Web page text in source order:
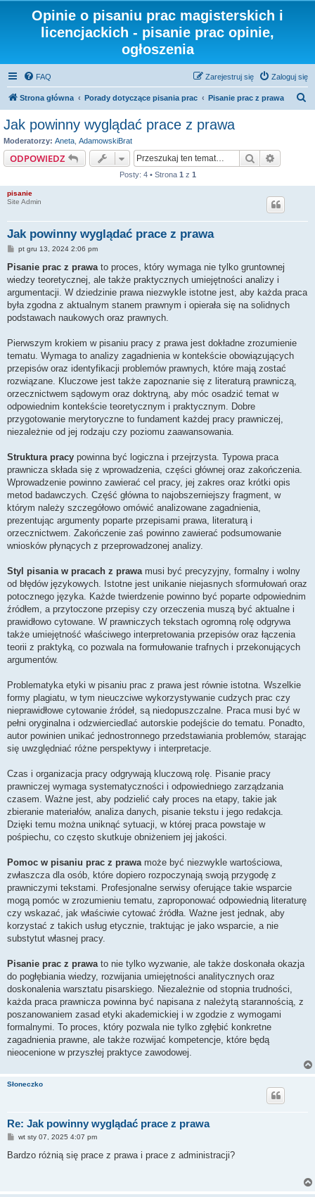
Opinie o pisaniu prac magisterskich i
licencjackich - pisanie prac opinie,
ogłoszenia
FAQ Zaloguj się
Zarejestruj się
Strona główna Porady dotyczące pisania prac Pisanie prac z prawa
Jak powinny wyglądać prace z prawa
Moderatorzy: Aneta AdamowskiBrat
ODPOWIEDZ Szukaj
Posty: 4 • Strona 1 z 1
pisanie
Site Admin
Jak powinny wyglądać prace z prawa
P
s
pt gru 13, 2024 2:06 pm
Pisanie prac z prawa to proces, który wymaga nie tylko gruntownej
wiedzy teoretycznej, ale także praktycznych umiejętności analizy i
argumentacji. W dziedzinie prawa niezwykle istotne jest, aby każda praca
była zgodna z aktualnym stanem prawnym i opierała się na solidnych
podstawach naukowych oraz prawnych.
Pierwszym krokiem w pisaniu pracy z prawa jest dokładne zrozumienie
tematu. Wymaga to analizy zagadnienia w kontekście obowiązujących
przepisów oraz identyfikacji problemów prawnych, które mają zostać
rozwiązane. Kluczowe jest także zapoznanie się z literaturą prawniczą,
orzecznictwem sądowym oraz doktryną, aby móc osadzić temat w
odpowiednim kontekście teoretycznym i praktycznym. Dobre
przygotowanie merytoryczne to fundament każdej pracy prawniczej,
niezależnie od jej rodzaju czy poziomu zaawansowania.
Struktura pracy powinna być logiczna i przejrzysta. Typowa praca
prawnicza składa się z wprowadzenia, części głównej oraz zakończenia.
Wprowadzenie powinno zawierać cel pracy, jej zakres oraz krótki opis
metod badawczych. Część główna to najobszerniejszy fragment, w
którym należy szczegółowo omówić analizowane zagadnienia,
prezentując argumenty poparte przepisami prawa, literaturą i
orzecznictwem. Zakończenie zaś powinno zawierać podsumowanie
wniosków płynących z przeprowadzonej analizy.
Styl pisania w pracach z prawa musi być precyzyjny, formalny i wolny
od błędów językowych. Istotne jest unikanie niejasnych sformułowań oraz
potocznego języka. Każde twierdzenie powinno być poparte odpowiednim
źródłem, a przytoczone przepisy czy orzeczenia muszą być aktualne i
prawidłowo cytowane. W prawniczych tekstach ogromną rolę odgrywa
także umiejętność właściwego interpretowania przepisów oraz łączenia
teorii z praktyką, co pozwala na formułowanie trafnych i przekonujących
argumentów.
Problematyka etyki w pisaniu prac z prawa jest równie istotna. Wszelkie
formy plagiatu, w tym nieuczciwe wykorzystywanie cudzych prac czy
nieprawidłowe cytowanie źródeł, są niedopuszczalne. Praca musi być w
pełni oryginalna i odzwierciedlać autorskie podejście do tematu. Ponadto,
autor powinien unikać jednostronnego przedstawiania problemów, starając
się uwzględniać różne perspektywy i interpretacje.
Czas i organizacja pracy odgrywają kluczową rolę. Pisanie pracy
prawniczej wymaga systematyczności i odpowiedniego zarządzania
czasem. Ważne jest, aby podzielić cały proces na etapy, takie jak
zbieranie materiałów, analiza danych, pisanie tekstu i jego redakcja.
Dzięki temu można uniknąć sytuacji, w której praca powstaje w
pośpiechu, co często skutkuje obniżeniem jej jakości.
Pomoc w pisaniu prac z prawa może być niezwykle wartościowa,
zwłaszcza dla osób, które dopiero rozpoczynają swoją przygodę z
prawniczymi tekstami. Profesjonalne serwisy oferujące takie wsparcie
mogą pomóc w zrozumieniu tematu, zaproponować odpowiednią literaturę
czy wskazać, jak właściwie cytować źródła. Ważne jest jednak, aby
korzystać z takich usług etycznie, traktując je jako wsparcie, a nie
substytut własnej pracy.
Pisanie prac z prawa to nie tylko wyzwanie, ale także doskonała okazja
do pogłębiania wiedzy, rozwijania umiejętności analitycznych oraz
doskonalenia warsztatu pisarskiego. Niezależnie od stopnia trudności,
każda praca prawnicza powinna być napisana z należytą starannością, z
poszanowaniem zasad etyki akademickiej i w zgodzie z wymogami
formalnymi. To proces, który pozwala nie tylko zgłębić konkretne
zagadnienia prawne, ale także rozwijać kompetencje, które będą
nieocenione w przyszłej praktyce zawodowej.
Słoneczko
Re: Jak powinny wyglądać prace z prawa
P
s
wt sty 07, 2025 4:07 pm
Bardzo różnią się prace z prawa i prace z administracji?